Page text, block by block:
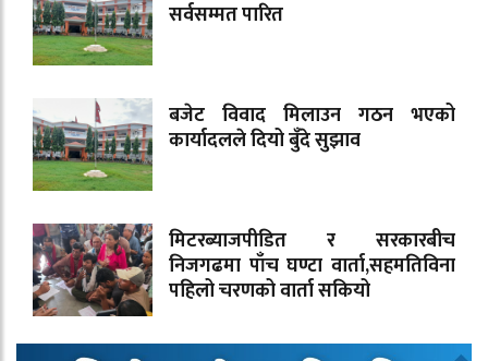
सर्वसम्मत पारित
बजेट विवाद मिलाउन गठन भएको
कार्यादलले दियो बुँदे सुझाव
मिटरब्याजपीडित र सरकारबीच
निजगढमा पाँच घण्टा वार्ता,सहमतिविना
पहिलो चरणको वार्ता सकियो